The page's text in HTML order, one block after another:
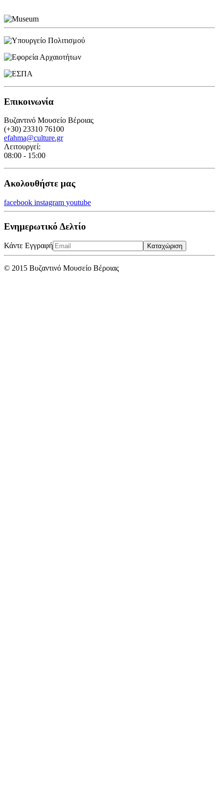
Επικοινωνία
Βυζαντινό Μουσείο Βέροιας
(+30) 23310 76100
efahma@culture.gr
Λειτουργεί:
08:00 - 15:00
Ακολουθήστε μας
facebook instagram youtube
Ενημερωτικό Δελτίο
Κάντε Εγγραφή Καταχώριση
© 2015 Βυζαντινό Μουσείο Βέροιας